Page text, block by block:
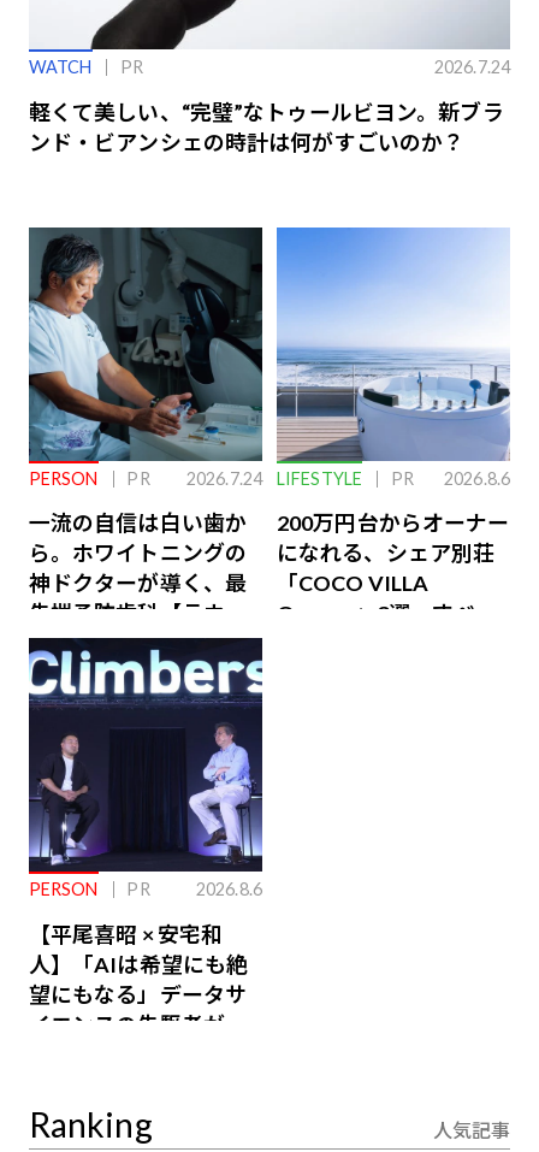
WATCH PR 2026.7.24
軽くて美しい、“完璧”なトゥールビヨン。新ブラ
ンド・ビアンシェの時計は何がすごいのか？
PERSON PR 2026.7.24
一流の自信は白い歯か
ら。ホワイトニングの
神ドクターが導く、最
先端予防歯科【ラウン
ジ会員特典あり】
LIFESTYLE PR 2026.8.6
200万円台からオーナー
になれる、シェア別荘
「COCO VILLA
Owners」3選。すべて
PERSON PR 2026.8.6
【平尾喜昭 × 安宅和
人】「AIは希望にも絶
望にもなる」データサ
イエンスの先駆者が語
Ranking 人気記事